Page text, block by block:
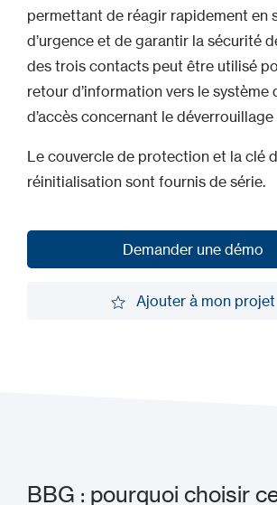
permettant de réagir rapidement en
d’urgence et de garantir la sécurité
des trois contacts peut être utilisé
retour d’information vers le système
d’accès concernant le déverrouillage
Le couvercle de protection et la clé
réinitialisation sont fournis de série.
Demander une démo
Ajouter à mon projet
BBG : pourquoi choisir